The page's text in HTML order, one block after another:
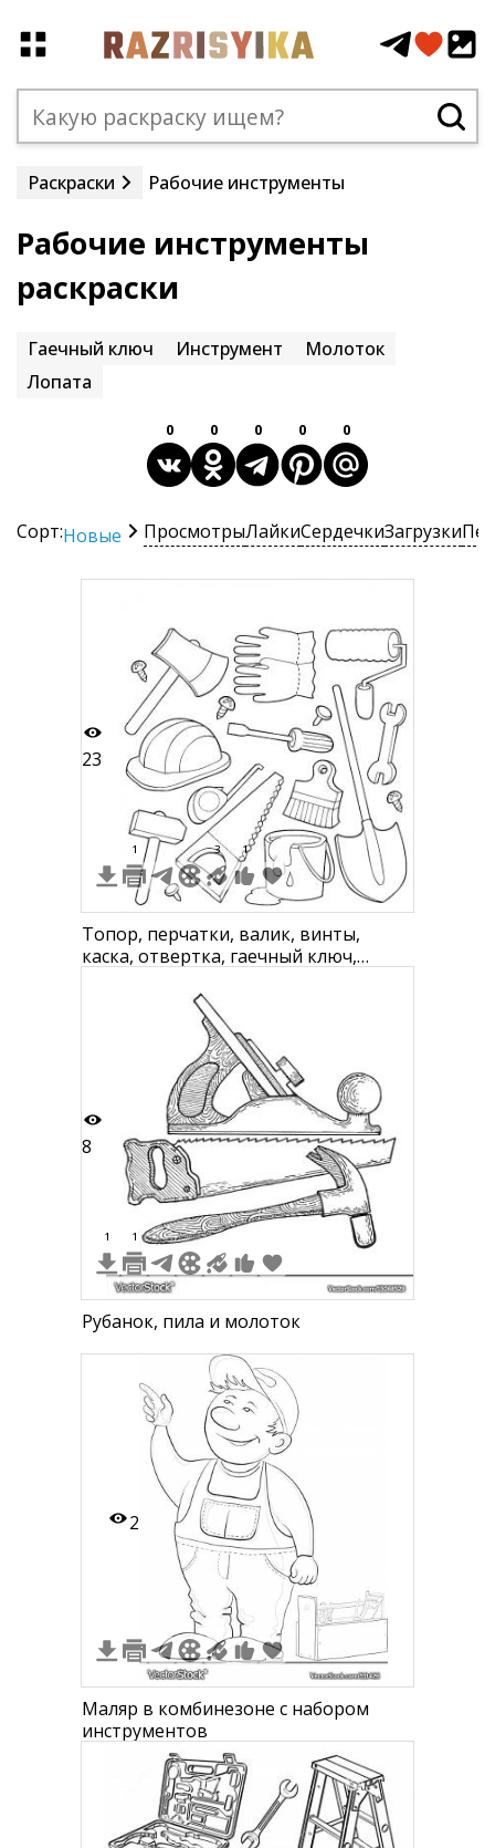
Раскраски Рабочие инструменты
Рабочие инструменты
раскраски
Гаечный ключ Инструмент
Молоток
Лопата
0 0 0 0 0
Сорт:Новые ПросмотрыЛайкиСердечкиЗагрузки
23
1 3 1
Топор, перчатки, валик, винты,
каска, отвертка, гаечный ключ,
угольник, ведро с краской
8
1 1
Рубанок, пила и молоток
2
Маляр в комбинезоне с набором
инструментов